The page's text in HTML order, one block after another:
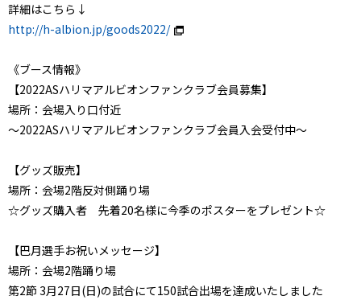
詳細はこちら↓
http://h-albion.jp/goods2022/
《ブース情報》
【2022ASハリマアルビオンファンクラブ会員募集】
場所：会場入り口付近
～2022ASハリマアルビオンファンクラブ会員入会受付中～
【グッズ販売】
場所：会場2階反対側踊り場
☆グッズ購入者 先着20名様に今季のポスターをプレゼント☆
【巴月選手お祝いメッセージ】
場所：会場2階踊り場
第2節 3月27日(日)の試合にて150試合出場を達成いたしました